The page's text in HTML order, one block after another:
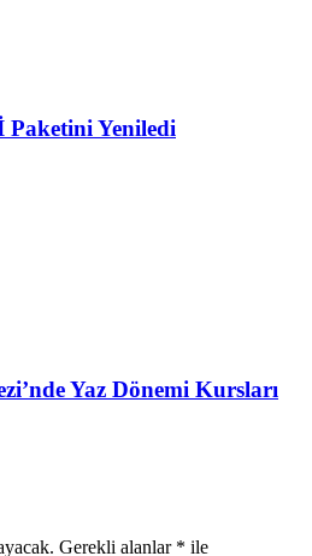
Yeniledi
Yaz Dönemi Kursları
Gerekli alanlar * ile